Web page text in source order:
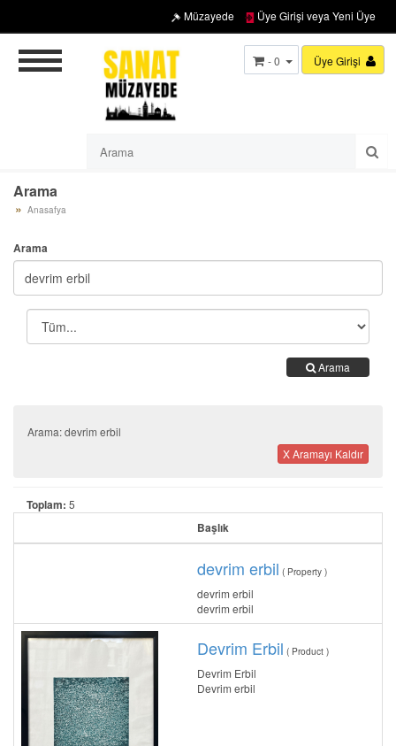
Müzayede Üye Girişi veya Yeni Üye
Üye Girişi
- 0
Arama
Anasafya
Arama
Arama
Arama: devrim erbil
X Aramayı Kaldır
Toplam: 5
Başlık
devrim erbil ( Property )
devrim erbil
devrim erbil
Devrim Erbil ( Product )
Devrim Erbil
Devrim erbil